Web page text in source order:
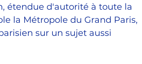
étendue d'autorité à toute la
la Métropole du Grand Paris,
sur un sujet aussi